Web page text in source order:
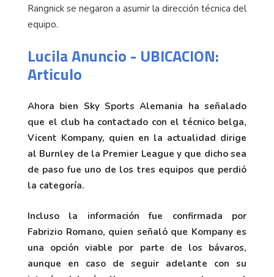
Rangnick se negaron a asumir la dirección técnica del
equipo.
Lucila Anuncio - UBICACION:
Articulo
Ahora bien Sky Sports Alemania ha señalado
que el club ha contactado con el técnico belga,
Vicent Kompany, quien en la actualidad dirige
al Burnley de la Premier League y que dicho sea
de paso fue uno de los tres equipos que perdió
la categoría.
Incluso la información fue confirmada por
Fabrizio Romano, quien señaló que Kompany es
una opción viable por parte de los bávaros,
aunque en caso de seguir adelante con su